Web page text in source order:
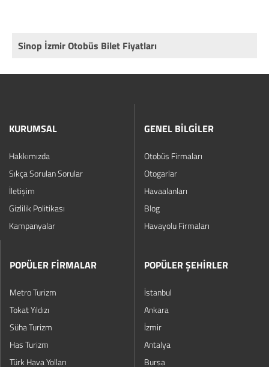
Sinop İzmir Otobüs Bilet Fiyatları
KURUMSAL
Hakkımızda
Sıkça Sorulan Sorular
İletişim
Gizlilik Politikası
Kampanyalar
GENEL BİLGİLER
Otobüs Firmaları
Otogarlar
Havaalanları
Blog
Havayolu Firmaları
POPÜLER FİRMALAR
Metro Turizm
Tokat Yıldızı
Süha Turizm
Has Turizm
Türk Hava Yolları
POPÜLER ŞEHİRLER
İstanbul
Ankara
İzmir
Antalya
Bursa